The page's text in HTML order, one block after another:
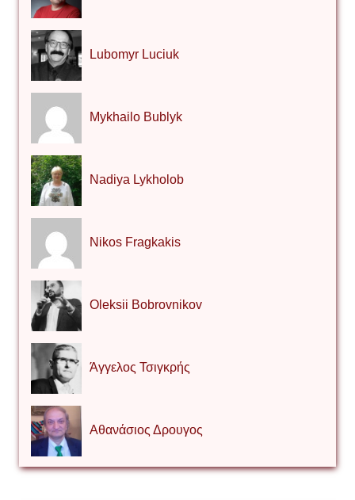
Lubomyr Luciuk
Mykhailo Bublyk
Nadiya Lykholob
Nikos Fragkakis
Oleksii Bobrovnikov
Άγγελος Τσιγκρής
Αθανάσιος Δρουγος